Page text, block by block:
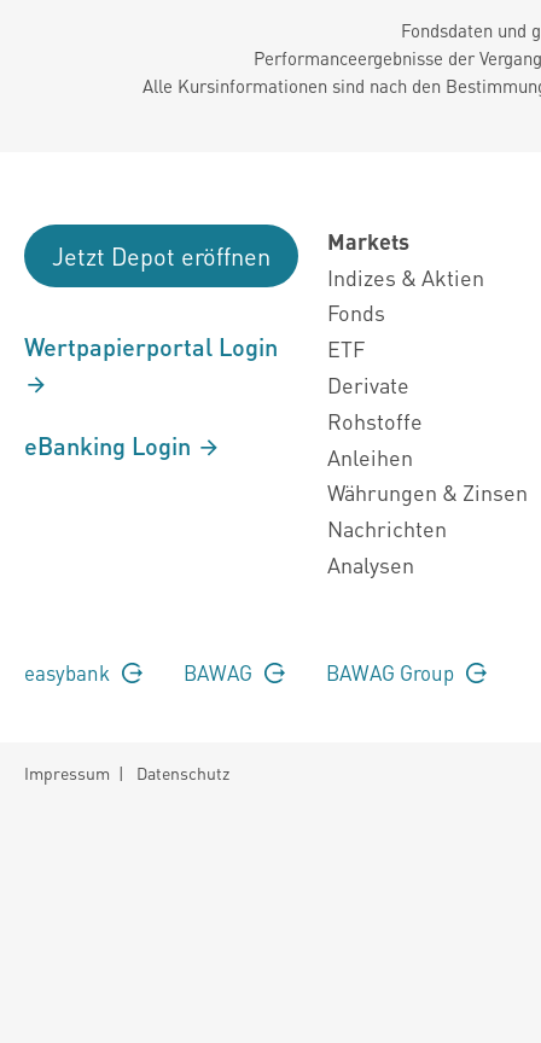
Fondsdaten und
Performanceergebnisse der
Alle Kursinformationen sind nach den
Jetzt Depot eröffnen
Wertpapierportal Login
eBanking Login
Markets
Indizes & Aktien
Fonds
ETF
Derivate
Rohstoffe
Anleihen
Währungen & Zinsen
Nachrichten
Analysen
easybank BAWAG BAWAG Group
Impressum | Datenschutz